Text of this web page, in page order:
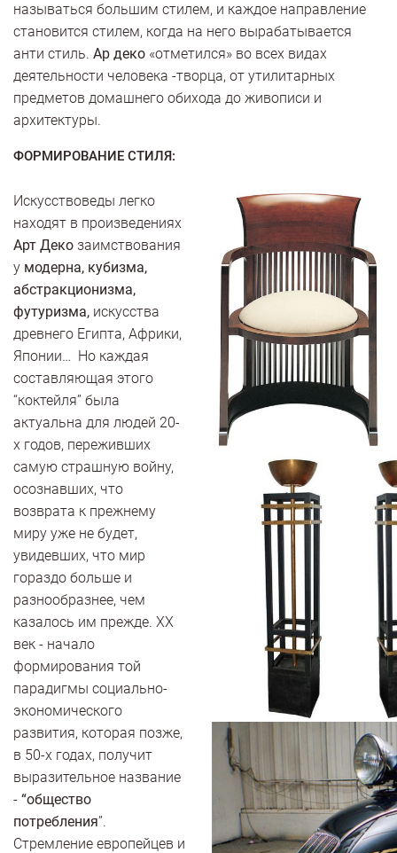
называться большим стилем, и каждое направление
становится стилем, когда на него вырабатывается
анти стиль. Ар деко «отметился» во всех видах
деятельности человека -творца, от утилитарных
предметов домашнего обихода до живописи и
архитектуры.
ФОРМИРОВАНИЕ СТИЛЯ:
Искусствоведы легко
находят в произведениях
Арт Деко заимствования
у модерна, кубизма,
абстракционизма,
футуризма, искусства
древнего Египта, Африки,
Японии… Но каждая
составляющая этого
“коктейля” была
актуальна для людей 20-
х годов, переживших
самую страшную войну,
осознавших, что
возврата к прежнему
миру уже не будет,
увидевших, что мир
гораздо больше и
разнообразнее, чем
казалось им прежде. ХХ
век - начало
формирования той
парадигмы социально-
экономического
развития, которая позже,
в 50-х годах, получит
выразительное название
- “общество
потребления”.
Стремление европейцев и